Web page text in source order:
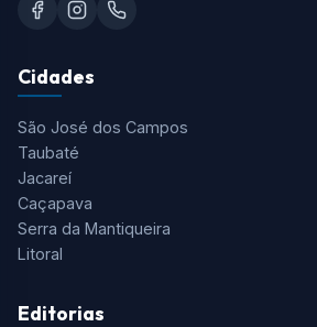
Cidades
São José dos Campos
Taubaté
Jacareí
Caçapava
Serra da Mantiqueira
Litoral
Editorias